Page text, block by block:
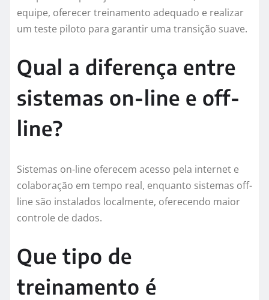
equipe, oferecer treinamento adequado e realizar
um teste piloto para garantir uma transição suave.
Qual a diferença entre
sistemas on-line e off-
line?
Sistemas on-line oferecem acesso pela internet e
colaboração em tempo real, enquanto sistemas off-
line são instalados localmente, oferecendo maior
controle de dados.
Que tipo de
treinamento é